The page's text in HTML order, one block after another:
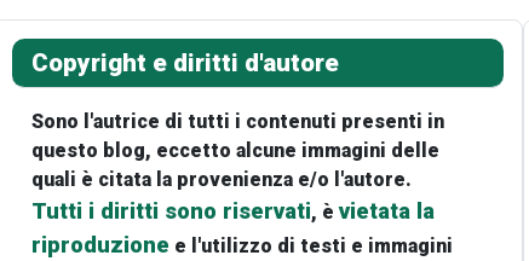
Copyright e diritti d'autore
Sono l'autrice di tutti i contenuti presenti in
questo blog, eccetto alcune immagini delle
quali è citata la provenienza e/o l'autore.
Tutti i diritti sono riservati, è vietata la
riproduzione e l'utilizzo di testi e immagini